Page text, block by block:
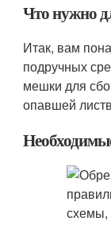
Что нужно
Итак, вам
подручных
мешки для
опавшей